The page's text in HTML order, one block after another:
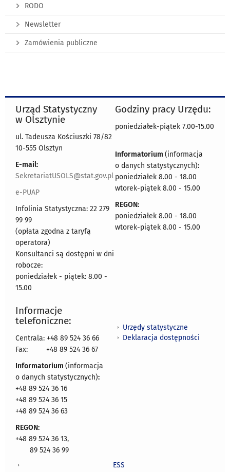
RODO
Newsletter
Zamówienia publiczne
Urząd Statystyczny
w Olsztynie
ul. Tadeusza Kościuszki 78/82
10-555 Olsztyn
E-mail:
SekretariatUSOLS@stat.gov.pl
e-PUAP
Infolinia Statystyczna: 22 279
99 99
(opłata zgodna z taryfą
operatora)
Konsultanci są dostępni w dni
robocze:
poniedziałek - piątek: 8.00 -
15.00
Godziny pracy Urzędu:
poniedziałek-piątek 7.00-15.00
Informatorium (informacja
o danych statystycznych):
poniedziałek 8.00 - 18.00
wtorek-piątek 8.00 - 15.00
REGON:
poniedziałek 8.00 - 18.00
wtorek-piątek 8.00 - 15.00
Informacje
telefoniczne:
Centrala: +48 89 524 36 66
Fax:
+48 89 524 36 67
Informatorium (informacja
o danych statystycznych):
+48 89 524 36 16
+48 89 524 36 15
+48 89 524 36 63
REGON:
+48 89 524 36 13,
89 524 36 99
Urzędy statystyczne
Deklaracja dostępności
ESS